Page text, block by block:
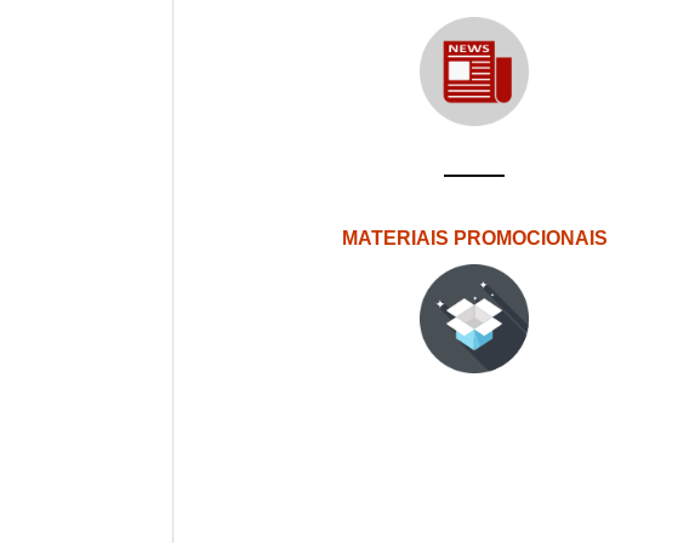
MATERIAIS PROMOCIONAIS